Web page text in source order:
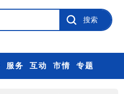
服务 互动 市情 专题